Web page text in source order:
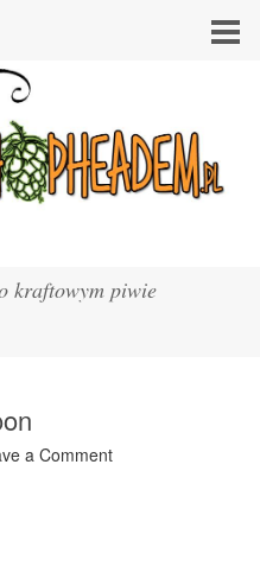
kraftowym piwie
a Comment